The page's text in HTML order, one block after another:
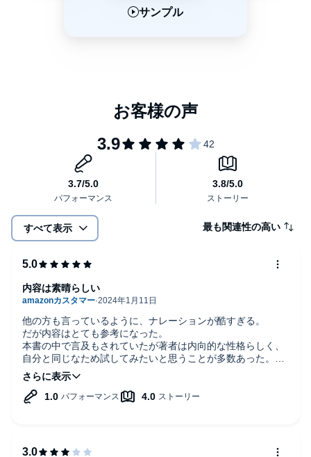
サンプル
すべて表示 最も関連性の高い
他の方も言っているように、ナレーションが酷すぎる。
だが内容はとても参考になった。
本書の中で言及もされていたが著者は内向的な性格らしく、
自分と同じなため試してみたいと思うことが多数あった。
最大の難関はナレーションに耐えられるかどうかです。
少し聞いてやめたくなったら2時間くらい飛ばすことをお勧
内容は素晴らしい